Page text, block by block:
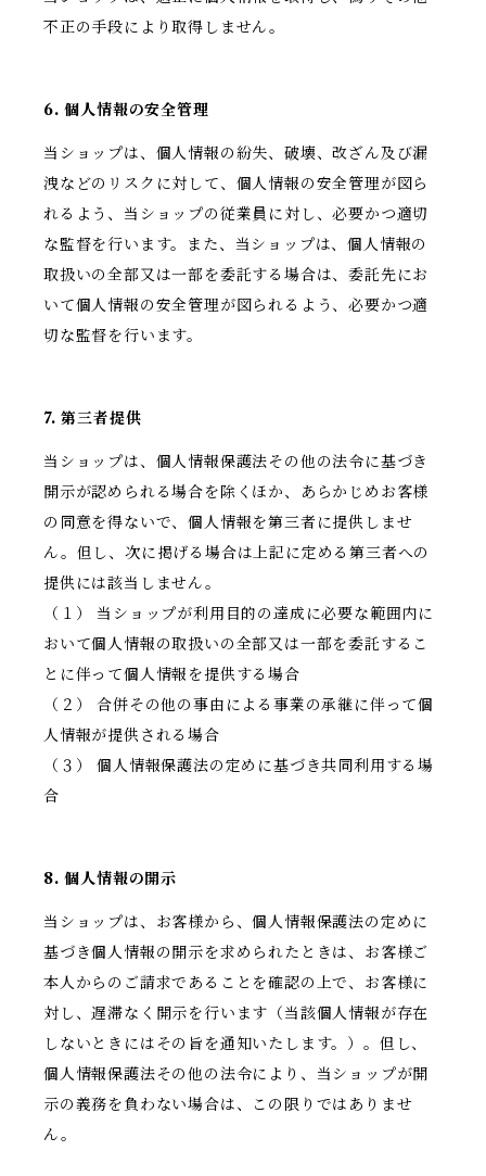
不正の手段により取得しません。
6. 個人情報の安全管理
当ショップは、個人情報の紛失、破壊、改ざん及び漏
洩などのリスクに対して、個人情報の安全管理が図ら
れるよう、当ショップの従業員に対し、必要かつ適切
な監督を行います。また、当ショップは、個人情報の
取扱いの全部又は一部を委託する場合は、委託先にお
いて個人情報の安全管理が図られるよう、必要かつ適
切な監督を行います。
7. 第三者提供
当ショップは、個人情報保護法その他の法令に基づき
開示が認められる場合を除くほか、あらかじめお客様
の同意を得ないで、個人情報を第三者に提供しませ
ん。但し、次に掲げる場合は上記に定める第三者への
提供には該当しません。
（１） 当ショップが利用目的の達成に必要な範囲内に
おいて個人情報の取扱いの全部又は一部を委託するこ
とに伴って個人情報を提供する場合
（２） 合併その他の事由による事業の承継に伴って個
人情報が提供される場合
（３） 個人情報保護法の定めに基づき共同利用する場
合
8. 個人情報の開示
当ショップは、お客様から、個人情報保護法の定めに
基づき個人情報の開示を求められたときは、お客様ご
本人からのご請求であることを確認の上で、お客様に
対し、遅滞なく開示を行います（当該個人情報が存在
しないときにはその旨を通知いたします。）。但し、
個人情報保護法その他の法令により、当ショップが開
示の義務を負わない場合は、この限りではありませ
ん。